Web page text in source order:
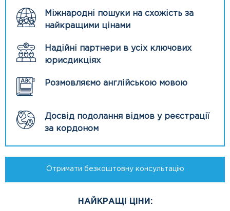
Міжнародні пошуки на схожість за
найкращими цінами
Надійні партнери в усіх ключових
юрисдикціях
Розмовляємо англійською мовою
Досвід подолання відмов у реєстрації
за кордоном
Отримати безкоштовну консультацію
НАЙКРАЩІ ЦІНИ: